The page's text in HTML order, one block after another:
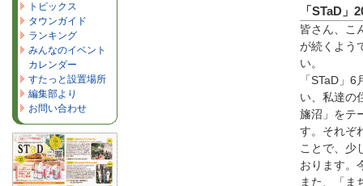
「STaD」
皆さん、こ
が続くよう
い。
「STaD」
い、私達の
旛沼」をテ
す。それぞ
ことで、少
おります。
また、「ま
トピックス
タウンガイド
ランキング
みんなのイベント
カレンダー
すたっと設置場所
編集部より
お問い合わせ